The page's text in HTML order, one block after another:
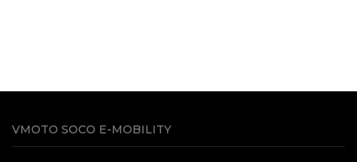
VMOTO SOCO E-MOBILITY